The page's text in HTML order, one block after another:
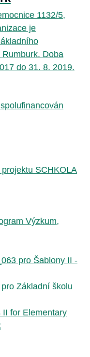
1132/5,
je
Doba
do 31. 8. 2019.
SCHKOLA
Výzkum,
pro Šablony II -
Základní školu
II for Elementary